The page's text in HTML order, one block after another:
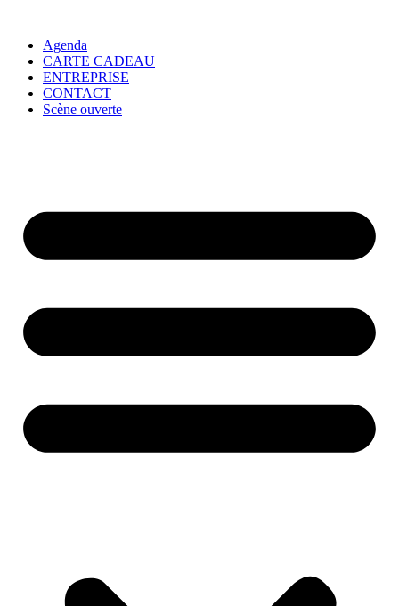
Agenda
CARTE CADEAU
ENTREPRISE
CONTACT
Scène ouverte